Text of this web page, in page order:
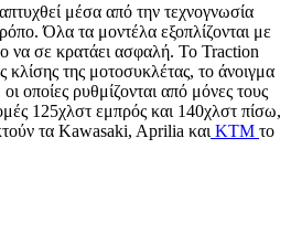
μέσα από την τεχνογνωσία
Όλα τα μοντέλα εξοπλίζονται με
να σε κρατάει ασφαλή. Το Traction
της μοτοσυκλέτας, το άνοιγμα
οποίες ρυθμίζονται από μόνες τους
125χλστ εμπρός και 140χλστ πίσω,
τα Kawasaki, Aprilia και KTM το